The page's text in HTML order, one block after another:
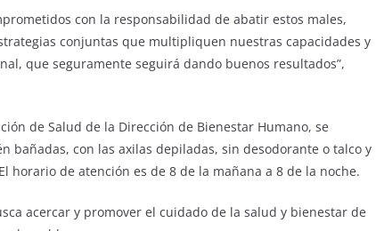
con la responsabilidad de abatir estos males,
conjuntas que multipliquen nuestras capacidades y
que seguramente seguirá dando buenos resultados”,
de Salud de la Dirección de Bienestar Humano, se
bañadas, con las axilas depiladas, sin desodorante o talco y
horario de atención es de 8 de la mañana a 8 de la noche.
acercar y promover el cuidado de la salud y bienestar de